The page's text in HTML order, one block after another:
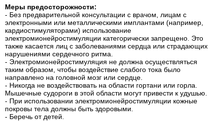
Меры предосторожности:
- Без предварительной консультации с врачом, лицам с
электронными или металлическими имплантами (например,
кардиостимуляторами) использование
электромионейростимуляции категорически запрещено. Это
также касается лиц с заболеваниями сердца или страдающих
нарушениями сердечного ритма.
- Электромионейростимуляция не должна осуществляться
таким образом, чтобы воздействие слабого тока было
направлено на головной мозг или сердце.
- Никогда не воздействовать на области гортани или горла.
Мышечные судороги в этой области могут привести к удушью.
- При использовании электромионейростимуляции кожные
покровы тела должны быть здоровыми.
- Беречь от детей.